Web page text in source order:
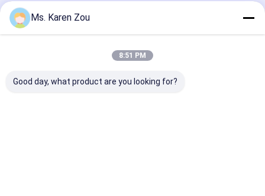
추천된 제품
Ms. Karen Zou
8:51 PM
Good day, what product are you looking for?